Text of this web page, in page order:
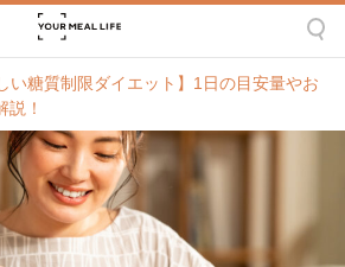
い糖質制限ダイエット】1日の目安量やお
説！